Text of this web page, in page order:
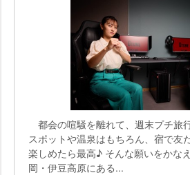
都会の喧騒を離れて、週末プチ旅
スポットや温泉はもちろん、宿で友
楽しめたら最高♪ そんな願いをかな
岡・伊豆高原にある...